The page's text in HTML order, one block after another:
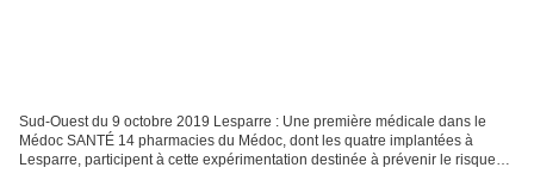
Sud-Ouest du 9 octobre 2019 Lesparre : Une première médicale dans le
Médoc SANTÉ 14 pharmacies du Médoc, dont les quatre implantées à
Lesparre, participent à cette expérimentation destinée à prévenir le risque